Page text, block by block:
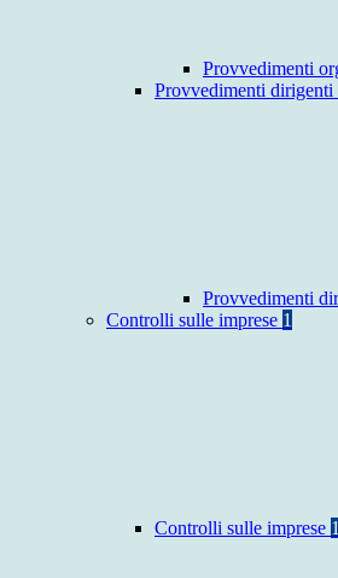
Provvedimenti
Provvedimenti
Provvedimenti
Controlli sulle imprese 1
Controlli sulle imprese 1